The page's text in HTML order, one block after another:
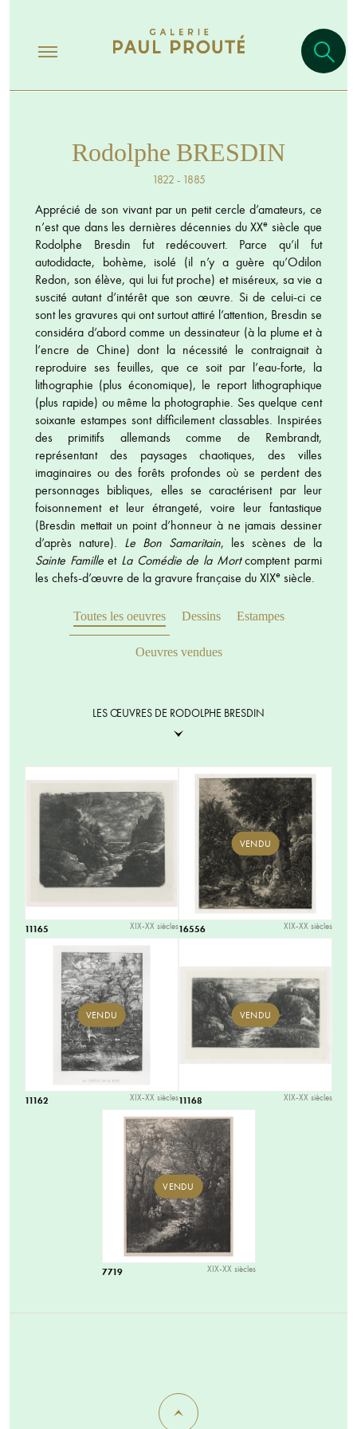
Rodolphe BRESDIN
1822 - 1885
Apprécié de son vivant par un petit cercle d’amateurs, ce
n’est que dans les dernières décennies du XXe siècle que
Rodolphe Bresdin fut redécouvert. Parce qu’il fut
autodidacte, bohème, isolé (il n’y a guère qu’Odilon
Redon, son élève, qui lui fut proche) et miséreux, sa vie a
suscité autant d’intérêt que son œuvre. Si de celui-ci ce
sont les gravures qui ont surtout attiré l’attention, Bresdin se
considéra d’abord comme un dessinateur (à la plume et à
l’encre de Chine) dont la nécessité le contraignait à
reproduire ses feuilles, que ce soit par l’eau-forte, la
lithographie (plus économique), le report lithographique
(plus rapide) ou même la photographie. Ses quelque cent
soixante estampes sont difficilement classables. Inspirées
des primitifs allemands comme de Rembrandt,
représentant des paysages chaotiques, des villes
imaginaires ou des forêts profondes où se perdent des
personnages bibliques, elles se caractérisent par leur
foisonnement et leur étrangeté, voire leur fantastique
(Bresdin mettait un point d’honneur à ne jamais dessiner
d’après nature). Le Bon Samaritain, les scènes de la
Sainte Familleet La Comédie de la Mortcomptent parmi
les chefs-d’œuvre de la gravure française du XIXe siècle.
Toutes les oeuvres Dessins Estampes
Oeuvres vendues
LES ŒUVRES DE RODOLPHE BRESDIN
11165 XIX-XX siècles
VENDU
16556 XIX-XX siècles
VENDU
11162 XIX-XX siècles
VENDU
11168 XIX-XX siècles
VENDU
7719 XIX-XX siècles